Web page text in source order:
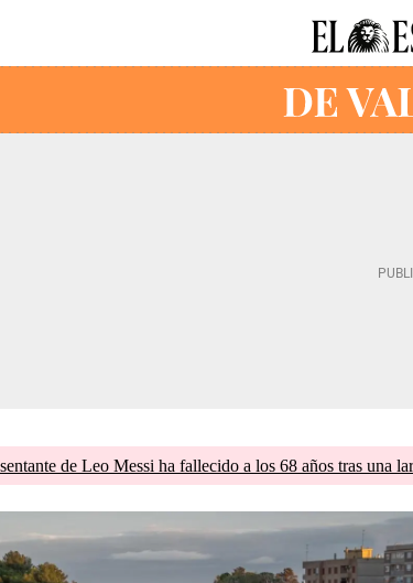
de Leo Messi ha fallecido a los 68 años tras una